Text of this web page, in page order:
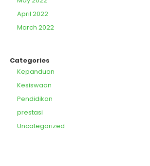
April 2022
March 2022
Categories
Kepanduan
Kesiswaan
Pendidikan
prestasi
Uncategorized